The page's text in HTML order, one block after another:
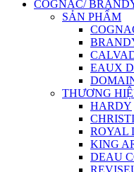
COGNAC/
SẢN PHẨM
EAUX
THƯƠNG
HARDY
ROYAL
KING
DEAU